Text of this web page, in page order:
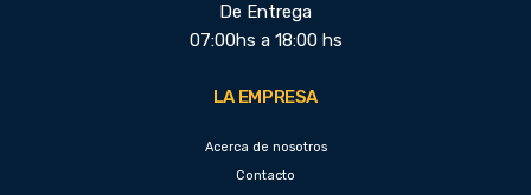
De Entrega
07:00hs a 18:00 hs
LA EMPRESA
Acerca de nosotros
Contacto